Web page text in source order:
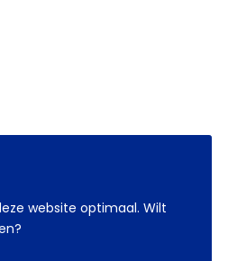
website optimaal. Wilt